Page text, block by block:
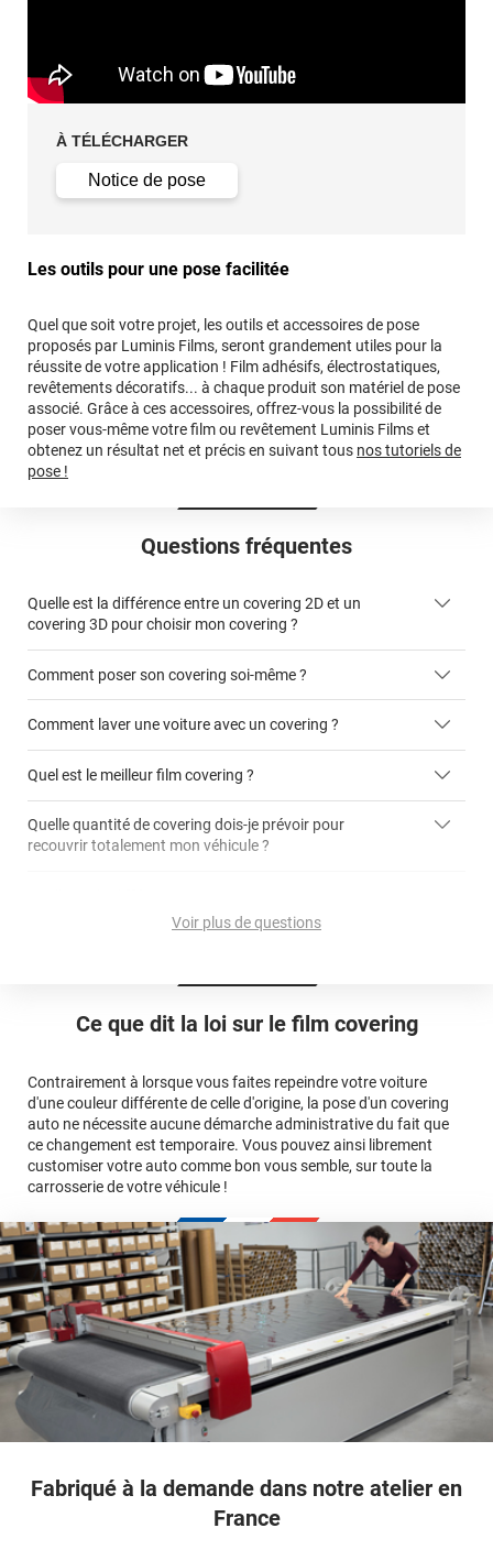
Ce que dit la loi sur le film covering
Contrairement à lorsque vous faites repeindre votre voiture
d'une couleur différente de celle d'origine, la pose d'un covering
auto ne nécessite aucune démarche administrative du fait que
ce changement est temporaire. Vous pouvez ainsi librement
customiser votre auto comme bon vous semble, sur toute la
carrosserie de votre véhicule !
Questions fréquentes
Quelle est la différence entre un covering 2D et un
covering 3D pour choisir mon covering ?
covering 2D
Comment poser son covering soi-même ?
Comment laver une voiture avec un covering ?
Quel est le meilleur film covering ?
covering 2D
Quelle quantité de covering dois-je prévoir pour
recouvrir totalement mon véhicule ?
avant jusqu'au bas du parechoc arrière, en passant par le
Multipliez ce résultat par 3.
conseillers
commerciaux
pose
Le covering protège la peinture d'origine, pour la garder en
Le covering peut s'enlever à tout moment
Le covering revient moins cher
covering 3D
calculateur
Voir plus de questions
Fabriqué à la demande dans notre atelier en
France
À TÉLÉCHARGER
Notice de pose
Les outils pour une pose facilitée
Quel que soit votre projet, les outils et accessoires de pose
proposés par Luminis Films, seront grandement utiles pour la
réussite de votre application ! Film adhésifs, électrostatiques,
revêtements décoratifs... à chaque produit son matériel de pose
associé. Grâce à ces accessoires, offrez-vous la possibilité de
poser vous-même votre film ou revêtement Luminis Films et
obtenez un résultat net et précis en suivant tous nos tutoriels de
pose !